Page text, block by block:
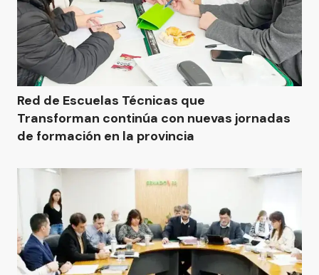
Red de Escuelas Técnicas que
Transforman continúa con nuevas jornadas
de formación en la provincia